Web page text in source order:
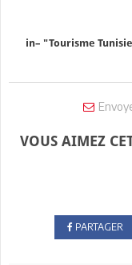
in– "Tourisme
VOUS AIMEZ
PARTAGER